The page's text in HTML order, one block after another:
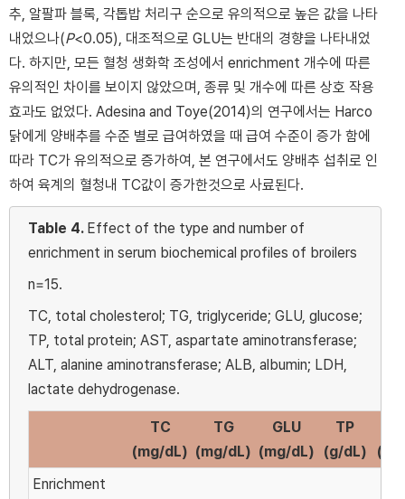
추, 알팔파 블록, 각톱밥 처리구 순으로 유의적으로 높은 값을 나타
내었으나(P<0.05), 대조적으로 GLU는 반대의 경향을 나타내었
다. 하지만, 모든 혈청 생화학 조성에서 enrichment 개수에 따른
유의적인 차이를 보이지 않았으며, 종류 및 개수에 따른 상호 작용
효과도 없었다. Adesina and Toye(2014)의 연구에서는 Harco
닭에게 양배추를 수준 별로 급여하였을 때 급여 수준이 증가 함에
따라 TC가 유의적으로 증가하여, 본 연구에서도 양배추 섭취로 인
하여 육계의 혈청내 TC값이 증가한것으로 사료된다.
Table 4. Effect of the type and number of
enrichment in serum biochemical profiles of broilers
n=15.
TC, total cholesterol; TG, triglyceride; GLU, glucose;
TP, total protein; AST, aspartate aminotransferase;
ALT, alanine aminotransferase; ALB, albumin; LDH,
lactate dehydrogenase.
TC
(mg/dL)
TG
(mg/dL)
GLU
(mg/dL)
TP
(g/dL)
(g/
Enrichment